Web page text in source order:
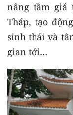
nâng tầm giá
Tháp, tạo
sinh thái và
gian tới…